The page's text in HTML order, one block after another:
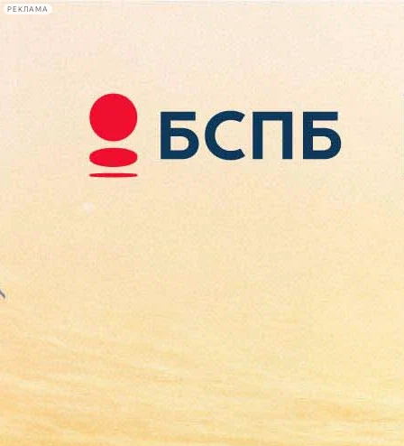
РЕКЛАМА
Сегодня:
2026.08.07
11:08
Афиша Plus